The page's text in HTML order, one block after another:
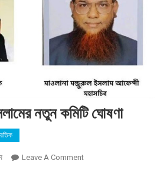
নতুন কমিটি ঘোষণা
Leave A CommentOn